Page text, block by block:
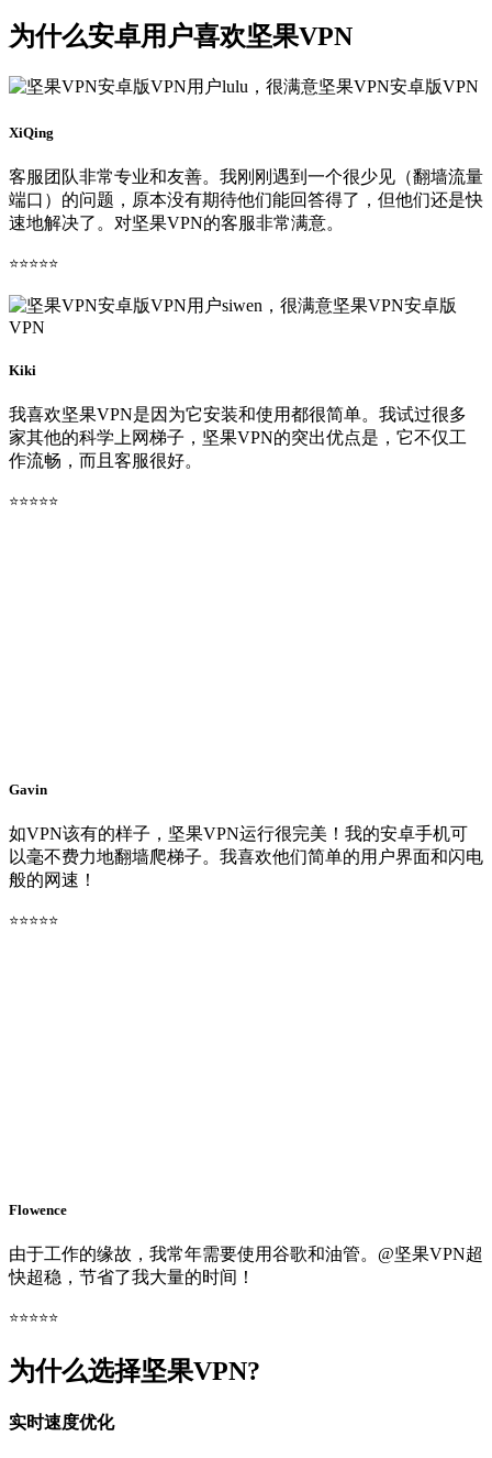
为什么安卓用户喜欢坚果VPN
XiQing
客服团队非常专业和友善。我刚刚遇到一个很少见（翻墙流量
端口）的问题，原本没有期待他们能回答得了，但他们还是快
速地解决了。对坚果VPN的客服非常满意。
⭐⭐⭐⭐⭐
Kiki
我喜欢坚果VPN是因为它安装和使用都很简单。我试过很多
家其他的科学上网梯子，坚果VPN的突出优点是，它不仅工
作流畅，而且客服很好。
⭐⭐⭐⭐⭐
Gavin
如VPN该有的样子，坚果VPN运行很完美！我的安卓手机可
以毫不费力地翻墙爬梯子。我喜欢他们简单的用户界面和闪电
般的网速！
⭐⭐⭐⭐⭐
Flowence
由于工作的缘故，我常年需要使用谷歌和油管。@坚果VPN超
快超稳，节省了我大量的时间！
⭐⭐⭐⭐⭐
为什么选择坚果VPN?
实时速度优化